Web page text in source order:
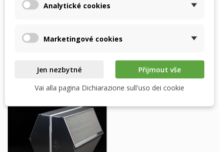
703,43 $
DALL’ORDINE
Analytické cookies
Marketingové cookies
Jen nezbytné
Přijmout vše
Vai alla pagina Dichiarazione sull'uso dei cookie